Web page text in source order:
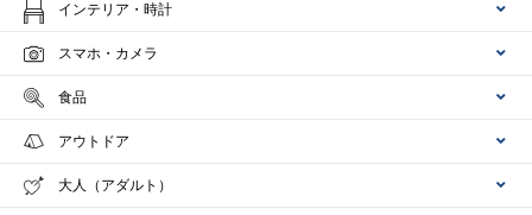
インテリア・時計
スマホ・カメラ
食品
アウトドア
大人（アダルト）